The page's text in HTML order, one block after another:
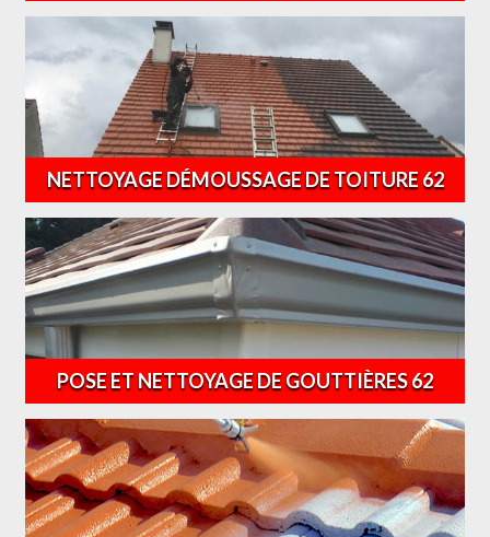
NETTOYAGE DÉMOUSSAGE DE TOITURE 62
POSE ET NETTOYAGE DE GOUTTIÈRES 62